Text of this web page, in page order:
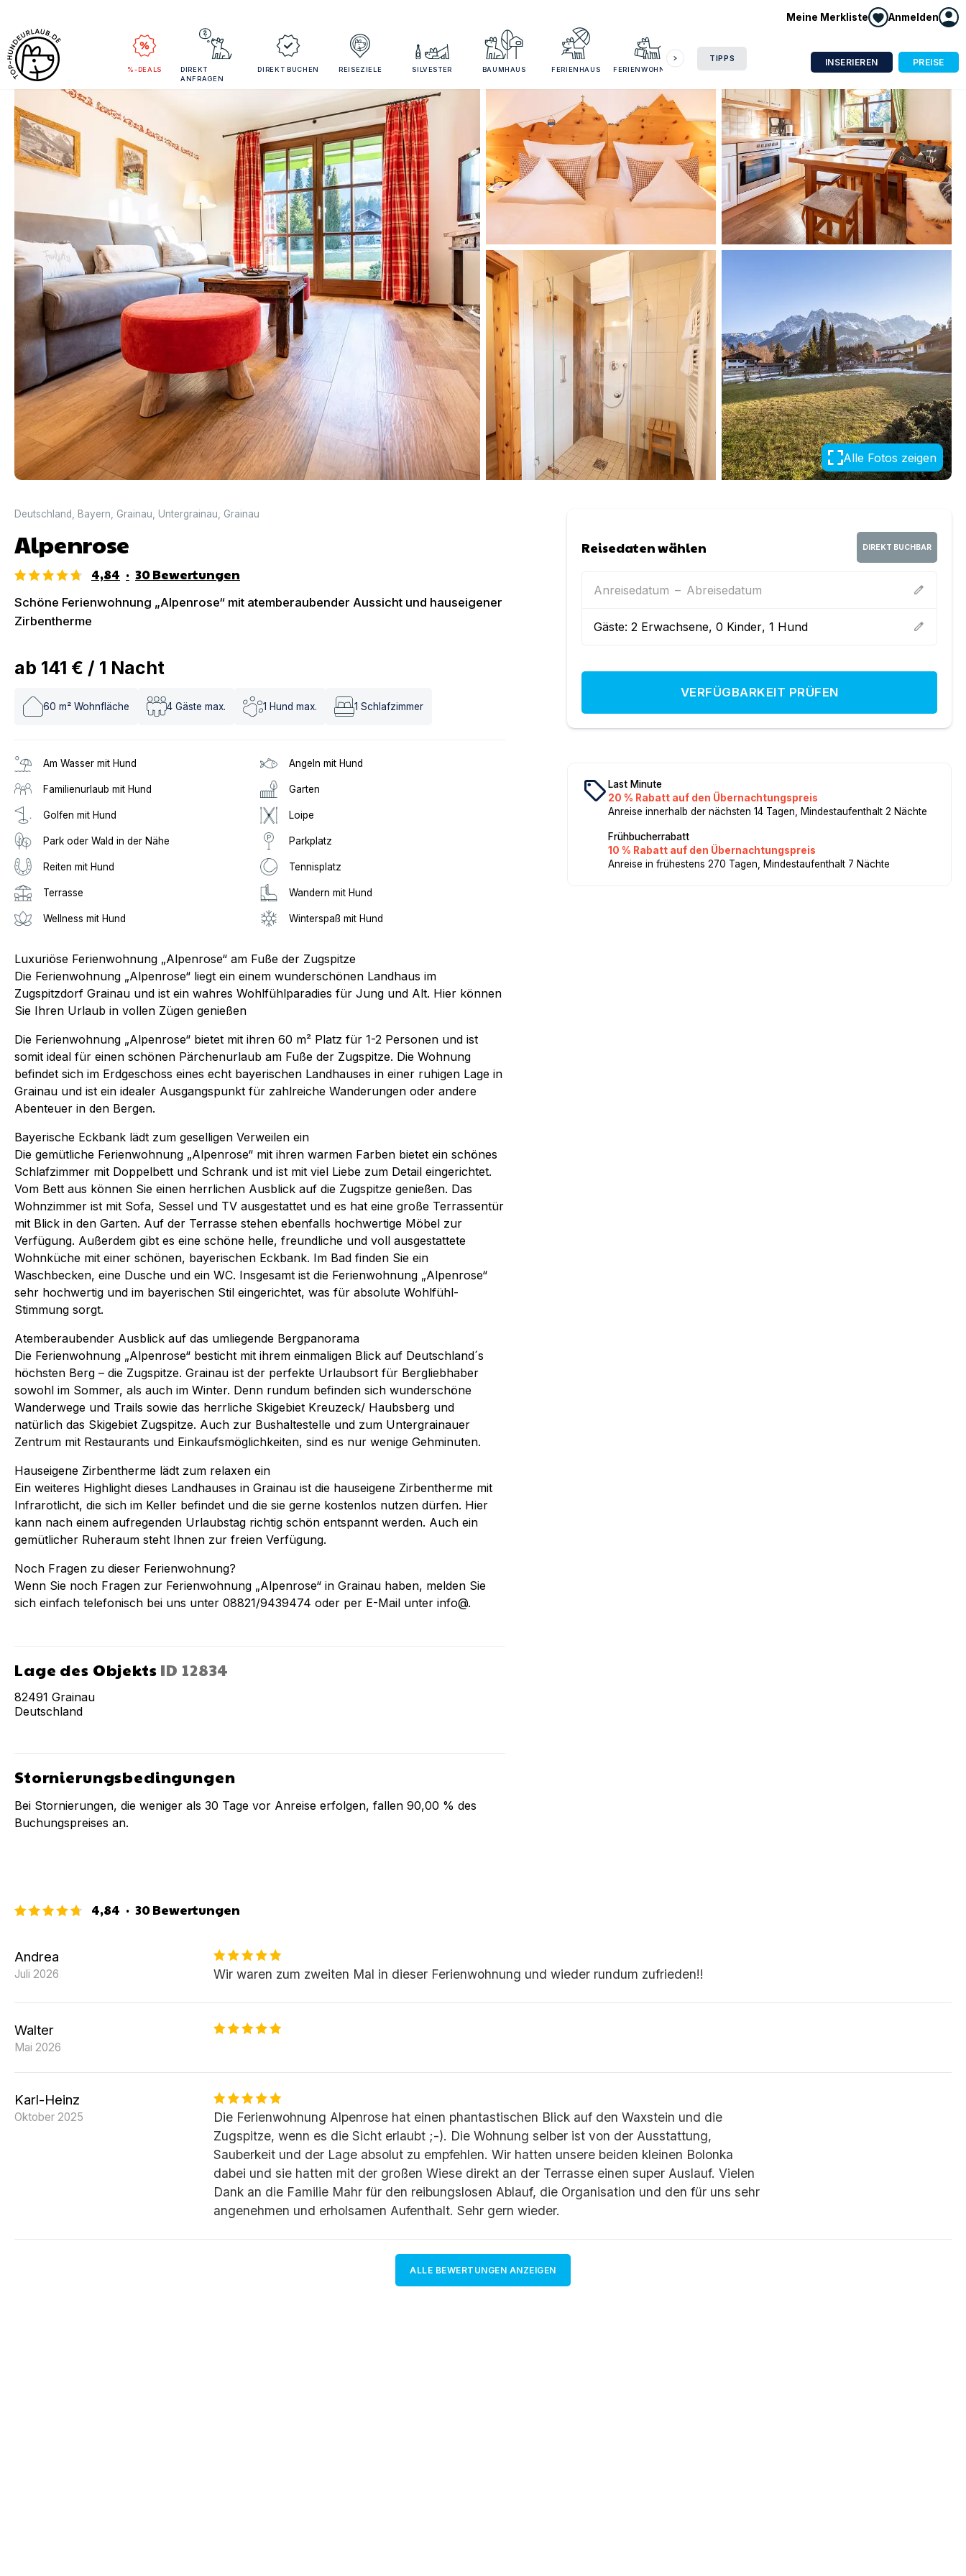
Meine Merkliste Anmelden
%-DEALS
DIREKT
ANFRAGEN
DIREKT BUCHEN REISEZIELE SILVESTER BAUMHAUS FERIENHAUS FERIENWOHNUNG
TIPPS INSERIEREN PREISE
Alle Fotos zeigen
Deutschland Bayern Grainau Untergrainau Grainau
Alpenrose
4,84 · 30Bewertungen
Schöne Ferienwohnung „Alpenrose“ mit atemberaubender Aussicht und hauseigener
Zirbentherme
ab 141 € / 1 Nacht
60 m² Wohnfläche 4 Gäste max. 1 Hund max. 1 Schlafzimmer
Am Wasser mit Hund Angeln mit Hund
Familienurlaub mit Hund Garten
Golfen mit Hund Loipe
Park oder Wald in der Nähe Parkplatz
Reiten mit Hund Tennisplatz
Terrasse Wandern mit Hund
Wellness mit Hund Winterspaß mit Hund
Luxuriöse Ferienwohnung „Alpenrose“ am Fuße der Zugspitze
Die Ferienwohnung „Alpenrose“ liegt ein einem wunderschönen Landhaus im
Zugspitzdorf Grainau und ist ein wahres Wohlfühlparadies für Jung und Alt. Hier können
Sie Ihren Urlaub in vollen Zügen genießen
Die Ferienwohnung „Alpenrose“ bietet mit ihren 60 m² Platz für 1-2 Personen und ist
somit ideal für einen schönen Pärchenurlaub am Fuße der Zugspitze. Die Wohnung
befindet sich im Erdgeschoss eines echt bayerischen Landhauses in einer ruhigen Lage in
Grainau und ist ein idealer Ausgangspunkt für zahlreiche Wanderungen oder andere
Abenteuer in den Bergen.
Bayerische Eckbank lädt zum geselligen Verweilen ein
Die gemütliche Ferienwohnung „Alpenrose“ mit ihren warmen Farben bietet ein schönes
Schlafzimmer mit Doppelbett und Schrank und ist mit viel Liebe zum Detail eingerichtet.
Vom Bett aus können Sie einen herrlichen Ausblick auf die Zugspitze genießen. Das
Wohnzimmer ist mit Sofa, Sessel und TV ausgestattet und es hat eine große Terrassentür
mit Blick in den Garten. Auf der Terrasse stehen ebenfalls hochwertige Möbel zur
Verfügung. Außerdem gibt es eine schöne helle, freundliche und voll ausgestattete
Wohnküche mit einer schönen, bayerischen Eckbank. Im Bad finden Sie ein
Waschbecken, eine Dusche und ein WC. Insgesamt ist die Ferienwohnung „Alpenrose“
sehr hochwertig und im bayerischen Stil eingerichtet, was für absolute Wohlfühl-
Stimmung sorgt.
Atemberaubender Ausblick auf das umliegende Bergpanorama
Die Ferienwohnung „Alpenrose“ besticht mit ihrem einmaligen Blick auf Deutschland´s
höchsten Berg – die Zugspitze. Grainau ist der perfekte Urlaubsort für Bergliebhaber
sowohl im Sommer, als auch im Winter. Denn rundum befinden sich wunderschöne
Wanderwege und Trails sowie das herrliche Skigebiet Kreuzeck/ Haubsberg und
natürlich das Skigebiet Zugspitze. Auch zur Bushaltestelle und zum Untergrainauer
Zentrum mit Restaurants und Einkaufsmöglichkeiten, sind es nur wenige Gehminuten.
Hauseigene Zirbentherme lädt zum relaxen ein
Ein weiteres Highlight dieses Landhauses in Grainau ist die hauseigene Zirbentherme mit
Infrarotlicht, die sich im Keller befindet und die sie gerne kostenlos nutzen dürfen. Hier
kann nach einem aufregenden Urlaubstag richtig schön entspannt werden. Auch ein
gemütlicher Ruheraum steht Ihnen zur freien Verfügung.
Noch Fragen zu dieser Ferienwohnung?
Wenn Sie noch Fragen zur Ferienwohnung „Alpenrose“ in Grainau haben, melden Sie
sich einfach telefonisch bei uns unter 08821/9439474 oder per E-Mail unter info@.
Lage des Objekts ID 12834
82491 Grainau
Deutschland
Stornierungsbedingungen
Bei Stornierungen, die weniger als 30 Tage vor Anreise erfolgen, fallen 90,00 % des
Buchungspreises an.
Reisedaten wählen DIREKT BUCHBAR
Anreisedatum – Abreisedatum edit
Gäste:2 Erwachsene,0 Kinder,1 Hund edit
VERFÜGBARKEIT PRÜFEN
local_offerLast Minute
20 % Rabatt auf den Übernachtungspreis
Anreise innerhalb der nächsten 14 Tagen, Mindestaufenthalt 2 Nächte
Frühbucherrabatt
10 % Rabatt auf den Übernachtungspreis
Anreise in frühestens 270 Tagen, Mindestaufenthalt 7 Nächte
4,84 · 30Bewertungen
Andrea
Juli 2026 Wir waren zum zweiten Mal in dieser Ferienwohnung und wieder rundum zufrieden!!
Walter
Mai 2026
Karl-Heinz
Oktober 2025
Die Ferienwohnung Alpenrose hat einen phantastischen Blick auf den Waxstein und die
Zugspitze, wenn es die Sicht erlaubt ;-). Die Wohnung selber ist von der Ausstattung,
Sauberkeit und der Lage absolut zu empfehlen. Wir hatten unsere beiden kleinen Bolonka
dabei und sie hatten mit der großen Wiese direkt an der Terrasse einen super Auslauf. Vielen
Dank an die Familie Mahr für den reibungslosen Ablauf, die Organisation und den für uns sehr
angenehmen und erholsamen Aufenthalt. Sehr gern wieder.
ALLE BEWERTUNGEN ANZEIGEN